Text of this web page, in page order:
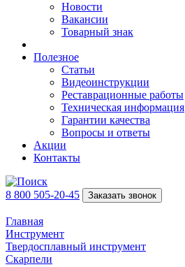
Новости
Вакансии
Товарный знак
Полезное
Статьи
Видеоинструкции
Реставрационные работы
Техническая информация
Гарантии качества
Вопросы и ответы
Акции
Контакты
8 800 505-20-45 Заказать звонок
Главная
Инструмент
Твердосплавный инструмент
Скарпели